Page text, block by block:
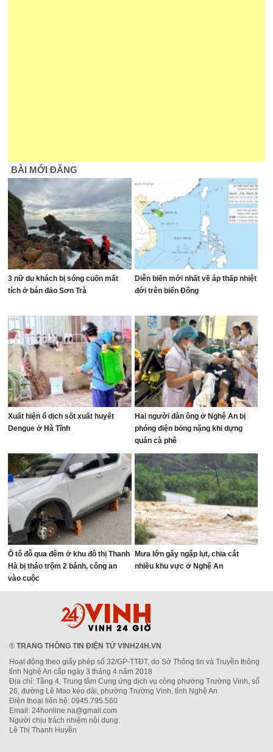
BÀI MỚI ĐĂNG
3 nữ du khách bị sóng cuốn mất
tích ở bán đảo Sơn Trà
Diễn biến mới nhất về áp thấp nhiệt
đới trên biển Đông
Xuất hiện ổ dịch sốt xuất huyết
Dengue ở Hà Tĩnh
Hai người đàn ông ở Nghệ An bị
phóng điện bỏng nặng khi dựng
quán cà phê
Ô tô đỗ qua đêm ở khu đô thị Thanh
Hà bị tháo trộm 2 bánh, công an
vào cuộc
Mưa lớn gây ngập lụt, chia cắt
nhiều khu vực ở Nghệ An
® TRANG THÔNG TIN ĐIỆN TỬ VINH24H.VN
Hoạt động theo giấy phép số 32/GP-TTĐT, do Sở Thông tin và Truyền thông
tỉnh Nghệ An cấp ngày 3 tháng 4 năm 2018
Địa chỉ: Tầng 4, Trung tâm Cung ứng dịch vụ công phường Trường Vinh, số
26, đường Lê Mao kéo dài, phường Trường Vinh, tỉnh Nghệ An
Điện thoại liên hệ: 0945.795.560
Email: 24honline.na@gmail.com
Người chịu trách nhiệm nội dung:
Lê Thị Thanh Huyền